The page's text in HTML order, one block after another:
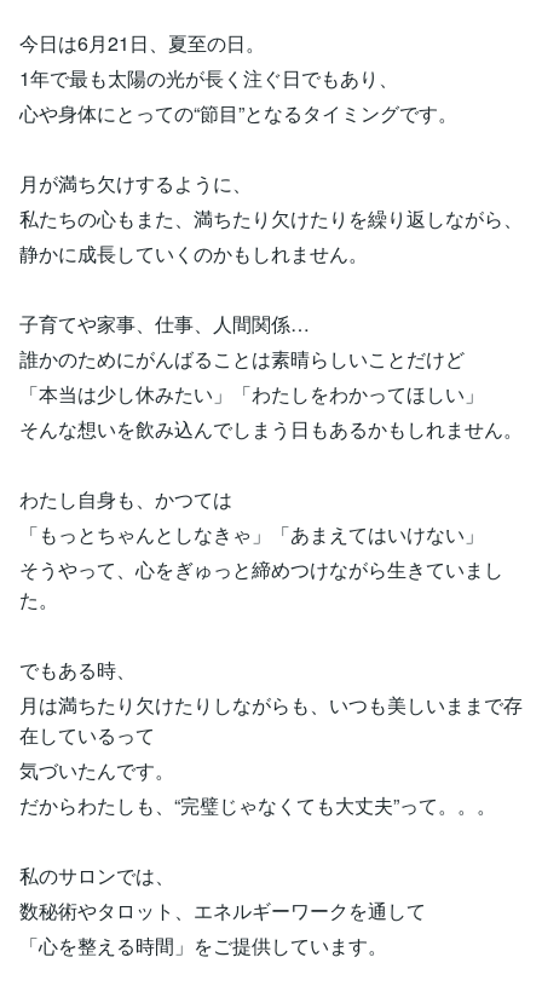
今日は6月21日、夏至の日。
1年で最も太陽の光が長く注ぐ日でもあり、
心や身体にとっての“節目”となるタイミングです。
月が満ち欠けするように、
私たちの心もまた、満ちたり欠けたりを繰り返しながら、
静かに成長していくのかもしれません。
子育てや家事、仕事、人間関係…
誰かのためにがんばることは素晴らしいことだけど
「本当は少し休みたい」「わたしをわかってほしい」
そんな想いを飲み込んでしまう日もあるかもしれません。
わたし自身も、かつては
「もっとちゃんとしなきゃ」「あまえてはいけない」
そうやって、心をぎゅっと締めつけながら生きていまし
た。
でもある時、
月は満ちたり欠けたりしながらも、いつも美しいままで存
在しているって
気づいたんです。
だからわたしも、“完璧じゃなくても大丈夫”って。。。
私のサロンでは、
数秘術やタロット、エネルギーワークを通して
「心を整える時間」をご提供しています。